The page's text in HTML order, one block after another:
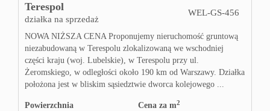
Terespol
działka na sprzedaż
WEL-GS-456
NOWA NIŻSZA CENA Proponujemy nieruchomość gruntową
niezabudowaną w Terespolu zlokalizowaną we wschodniej
części kraju (woj. Lubelskie), w Terespolu przy ul.
Żeromskiego, w odległości około 190 km od Warszawy. Działka
położona jest w bliskim sąsiedztwie dworca kolejowego ...
Powierzchnia
Cena za m2